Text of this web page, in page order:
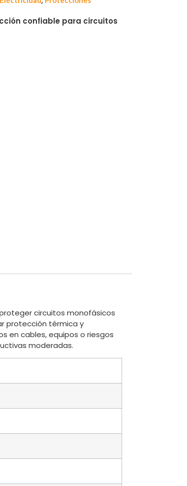
confiable para circuitos
circuitos monofásicos
protección térmica y
en cables, equipos o riesgos
moderadas.